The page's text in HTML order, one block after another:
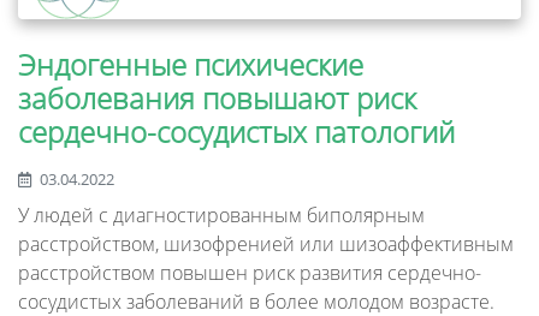
Эндогенные психические
заболевания повышают риск
сердечно-сосудистых патологий
03.04.2022
У людей с диагностированным биполярным
расстройством, шизофренией или шизоаффективным
расстройством повышен риск развития сердечно-
сосудистых заболеваний в более молодом возрасте.